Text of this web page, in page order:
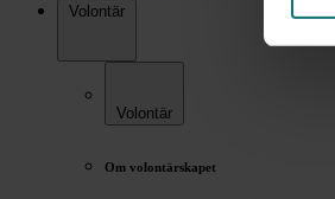
Volontär
Volontär
Om volontärskapet